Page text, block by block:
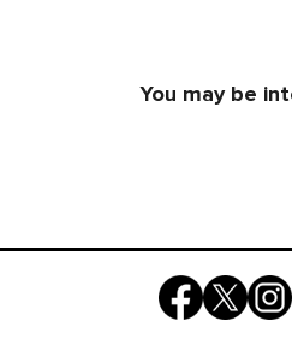
You may be